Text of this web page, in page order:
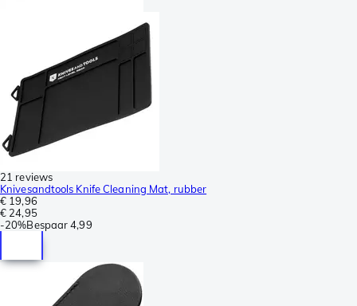
21 reviews
Knivesandtools Knife Cleaning Mat, rubber
€ 19,96
€ 24,95
-20%Bespaar 4,99